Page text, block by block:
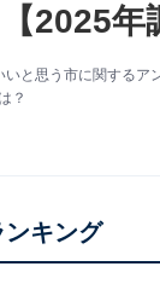
2025年
と思う市に関するア
？
キング